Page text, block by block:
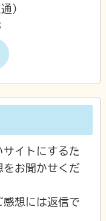
）
イトにするた
お聞かせくだ
想には返信で